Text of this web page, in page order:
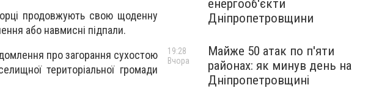
продовжують свою щоденну
або навмисні підпали.
про загорання сухостою
територіальної громади
енергооб'єкти
Дніпропетровщини
Майже 50 атак по п'яти
районах: як минув день на
Дніпропетровщині
19:28
Вчора